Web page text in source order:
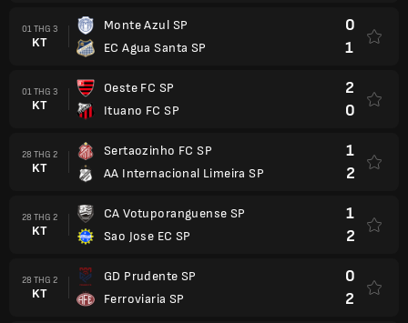
01 THG 3
KT
Monte Azul SP
EC Agua Santa SP
0
1
01 THG 3
KT
Oeste FC SP
Ituano FC SP
2
0
28 THG 2
KT
Sertaozinho FC SP
AA Internacional Limeira SP
1
2
28 THG 2
KT
CA Votuporanguense SP
Sao Jose EC SP
1
2
28 THG 2
KT
GD Prudente SP
Ferroviaria SP
0
2